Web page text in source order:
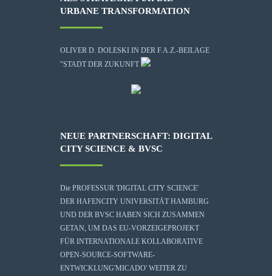
URBANE TRANSFORMATION
OLIVER D. DOLESKI IN DER F.A.Z.-BEILAGE
"STADT DER ZUKUNFT
NEUE PARTNERSCHAFT: DIGITAL
CITY SCIENCE & BVSC
Die PROFESSUR 'DIGITAL CITY SCIENCE'
DER HAFENCITY UNIVERSITÄT HAMBURG
UND DER BVSC HABEN SICH ZUSAMMEN
GETAN, UM DAS EU-VORZEIGEPROJEKT
FÜR INTERNATIONALE KOLLABORATIVE
OPEN-SOURCE-SOFTWARE-
ENTWICKLUNG'MICADO' WEITER ZU